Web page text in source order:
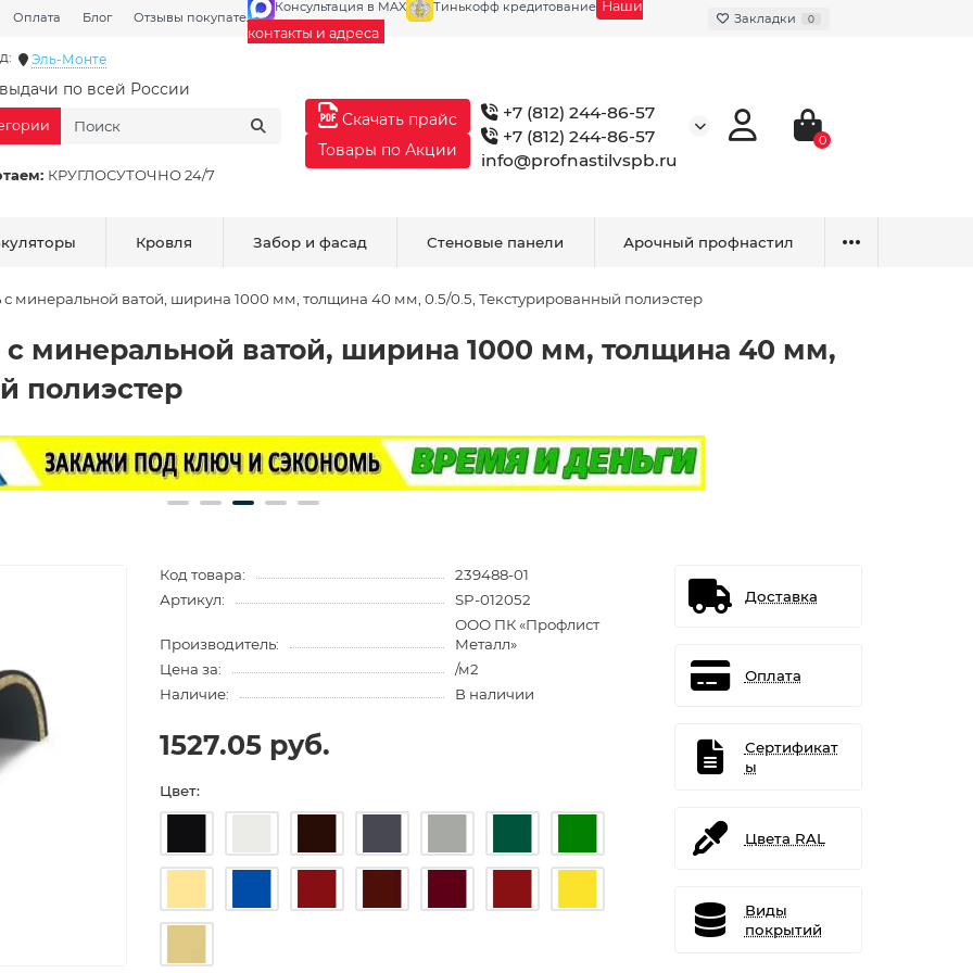
Оплата Блог Отзывы покупателей Галерея
Консультация в MAX Тинькофф кредитование Наши
контакты и адреса
Закладки 0
Эль-Монте
по всей России
КРУГЛОСУТОЧНО 24/7
Скачать прайс
Товары по Акции
+7 (812) 244-86-57
+7 (812) 244-86-57
info@profnastilvspb.ru
0
Кровля Забор и фасад Стеновые панели Арочный профнастил
минеральной ватой, ширина 1000 мм, толщина 40 мм, 0.5/0.5, Текстурированный полиэстер
минеральной ватой, ширина 1000 мм, толщина 40 мм,
полиэстер
Код товара:
239488-01
Артикул:
SP-012052
Производитель:
ООО ПК «Профлист
Металл»
Цена за:
/м2
Наличие:
В наличии
1527.05 руб.
Цвет:
Доставка
Оплата
Сертификат
ы
Цвета RAL
Виды
покрытий